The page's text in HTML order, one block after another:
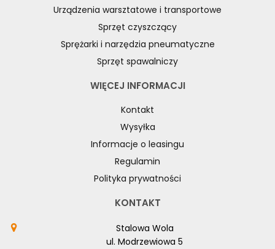
Urządzenia warsztatowe i transportowe
Sprzęt czyszczący
Sprężarki i narzędzia pneumatyczne
Sprzęt spawalniczy
WIĘCEJ INFORMACJI
Kontakt
Wysyłka
Informacje o leasingu
Regulamin
Polityka prywatności
KONTAKT
Stalowa Wola
ul. Modrzewiowa 5